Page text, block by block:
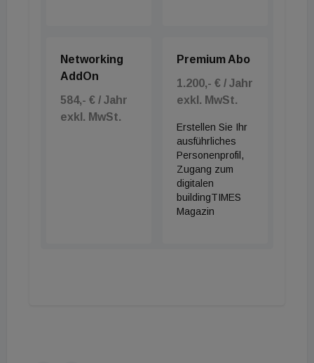
Networking
AddOn
584,- € / Jahr
exkl. MwSt.
Premium Abo
1.200,- € / Jahr
exkl. MwSt.
Erstellen Sie Ihr
ausführliches
Personenprofil,
Zugang zum
digitalen
buildingTIMES
Magazin